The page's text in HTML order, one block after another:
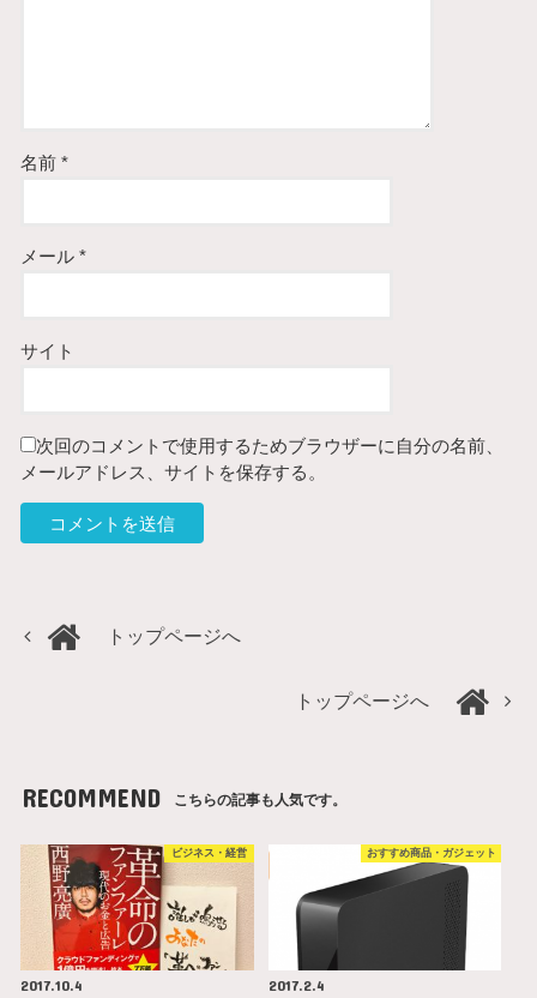
名前*
メール*
サイト
次回のコメントで使用するためブラウザーに自分の名前、
メールアドレス、サイトを保存する。
トップページへ
トップページへ
RECOMMEND こちらの記事も人気です。
ビジネス・経営
2017.10.4
おすすめ商品・ガジェット
2017.2.4